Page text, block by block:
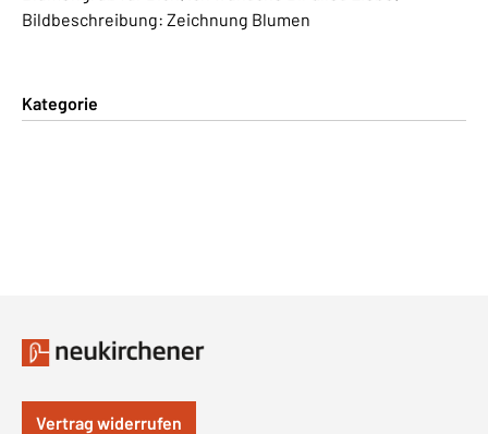
Bildbeschreibung: Zeichnung Blumen
Kategorie
Vertrag widerrufen